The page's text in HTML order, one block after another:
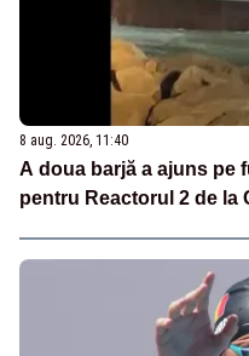
8 aug. 2026, 11:40
A doua barjă a ajuns pe
pentru Reactorul 2 de la